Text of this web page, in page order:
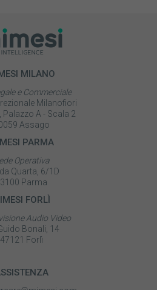
MILANO
e Commerciale
Milanofiori
Palazzo A - Scala 2
Assago
PARMA
Operativa
Quarta, 6/1D
Parma
FORLÌ
Audio Video
Bonali, 14
47121 Forlì